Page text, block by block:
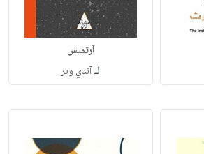
آرتميس
لـآندي وير